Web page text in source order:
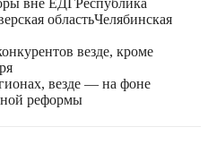
вне ЕДГРеспублика
областьЧелябинская
везде, кроме
везде — на фоне
реформы